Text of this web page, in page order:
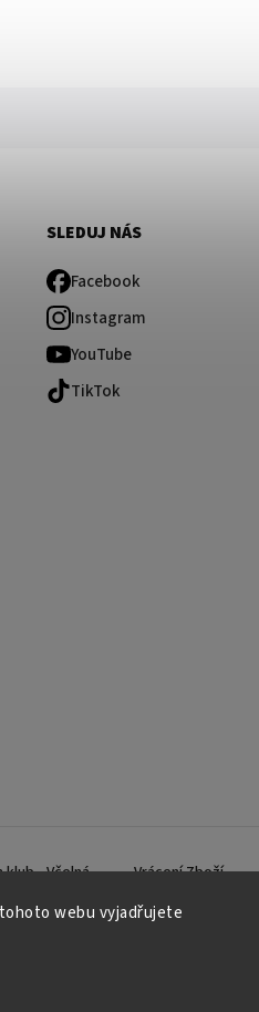
webu vyjadřujete
SLEDUJ NÁS
Facebook
Instagram
YouTube
TikTok
klub - Včelná Vrácení Zboží